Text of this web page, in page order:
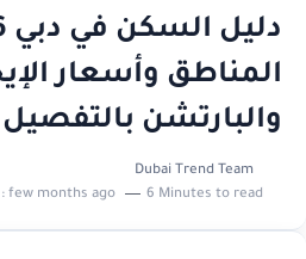
المناطق وأسعار
والبارتشن بالتفصيل
Dubai Trend Team
few months ago 6 Minutes to read